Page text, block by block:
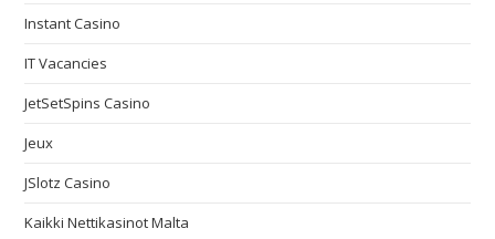
Instant Casino
IT Vacancies
JetSetSpins Casino
Jeux
JSlotz Casino
Kaikki Nettikasinot Malta